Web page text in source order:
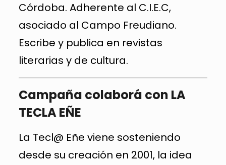
Córdoba. Adherente al C.I.E.C,
asociado al Campo Freudiano.
Escribe y publica en revistas
literarias y de cultura.
Campaña colaborá con LA
TECLA EÑE
La Tecl@ Eñe viene sosteniendo
desde su creación en 2001, la idea